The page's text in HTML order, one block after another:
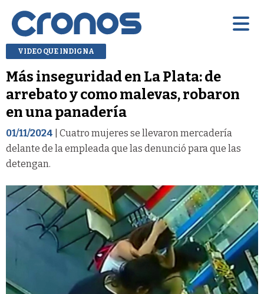
VIDEO QUE INDIGNA
Más inseguridad en La Plata: de
arrebato y como malevas, robaron
en una panadería
01/11/2024 | Cuatro mujeres se llevaron mercadería
delante de la empleada que las denunció para que las
detengan.